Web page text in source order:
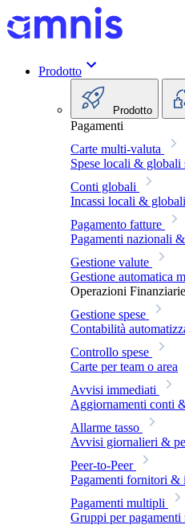
Prodotto
Prodotto
Pagamenti
Carte multi-valuta
Spese locali & globali
Conti globali
Incassi locali & globali
Pagamento fatture
Pagamenti nazionali
Gestione valute
Gestione automatica
Operazioni Finanziarie
Gestione spese
Contabilità
Controllo spese
Carte per team o area
Avvisi immediati
Aggiornamenti conti
Allarme tasso
Avvisi giornalieri &
Peer-to-Peer
Pagamenti fornitori &
Pagamenti multipli
Gruppi per pagamenti